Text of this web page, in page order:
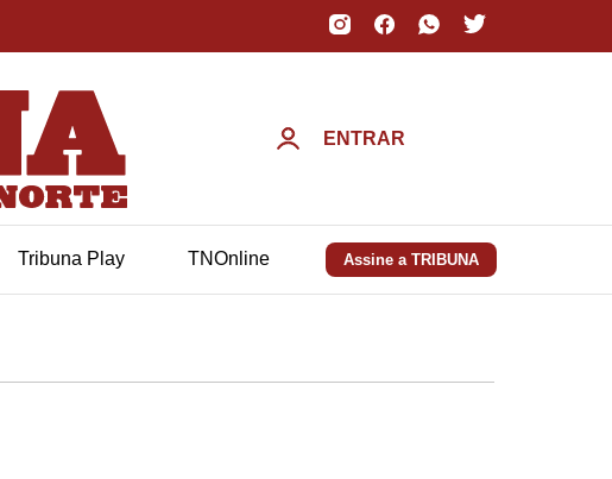
ENTRAR
Tribuna Play TNOnline Assine a TRIBUNA